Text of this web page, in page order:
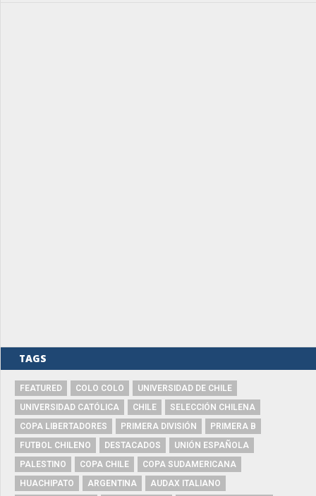
TAGS
FEATURED COLO COLO
UNIVERSIDAD DE CHILE
UNIVERSIDAD CATÓLICA
CHILE
SELECCIÓN CHILENA
COPA LIBERTADORES
PRIMERA DIVISIÓN
PRIMERA B
FUTBOL CHILENO
DESTACADOS
UNIÓN ESPAÑOLA
PALESTINO
COPA CHILE
COPA SUDAMERICANA
HUACHIPATO
ARGENTINA
AUDAX ITALIANO